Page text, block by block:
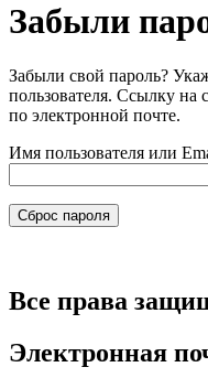
Забыли
Забыли свой пароль?
пользователя. Ссылку на
по электронной почте.
Имя пользователя или
Сброс пароля
Все права
Электронная